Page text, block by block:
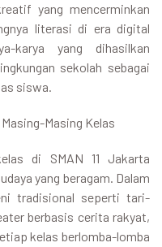
yang mencerminkan
literasi di era digital
karya yang dihasilkan
sekolah sebagai
siswa.
Masing Kelas
di SMAN 11 Jakarta
yang beragam. Dalam
tradisional seperti tari-
berbasis cerita rakyat,
kelas berlomba-lomba